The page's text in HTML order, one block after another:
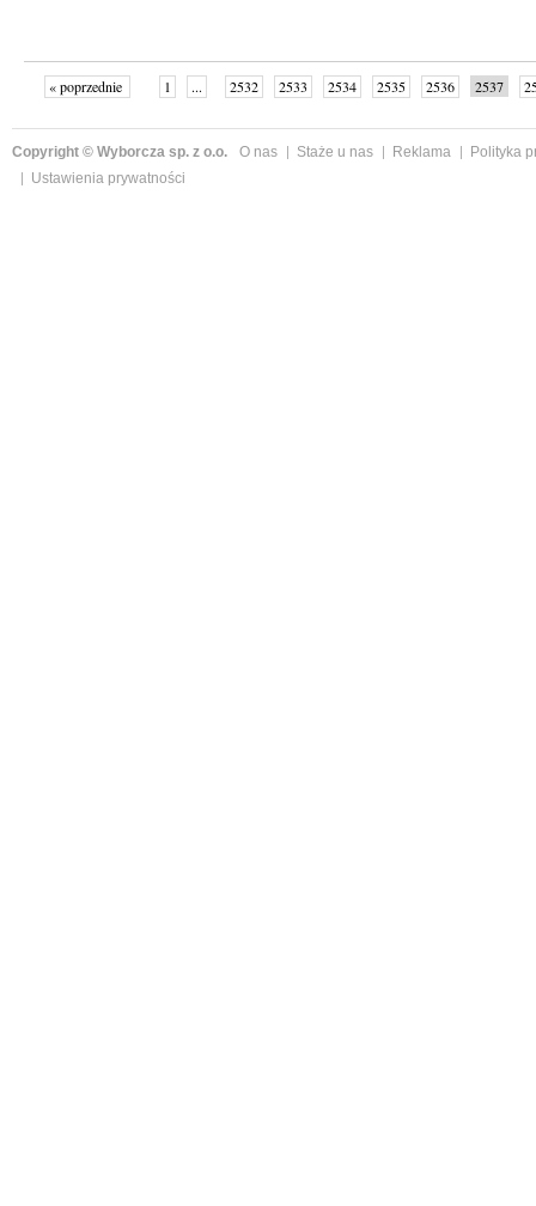
« poprzednie 1 ... 2532 2533 2534 2535 2536 2537
Copyright © Wyborcza sp. z o.o. O nas Staże u nas Reklama
Polityka
Ustawienia prywatności